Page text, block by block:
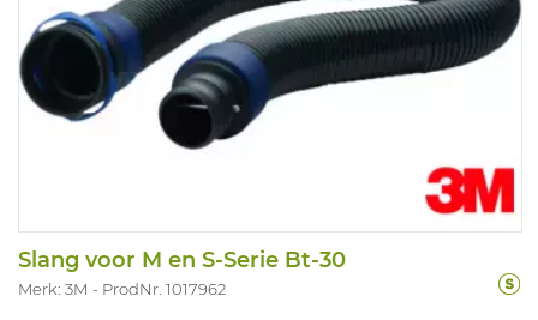
Slang voor M en S-Serie Bt-30
Merk: 3M ProdNr. 1017962